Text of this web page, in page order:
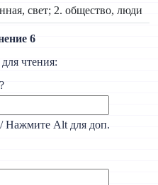
свет; 2. общество, люди
6
чтения: